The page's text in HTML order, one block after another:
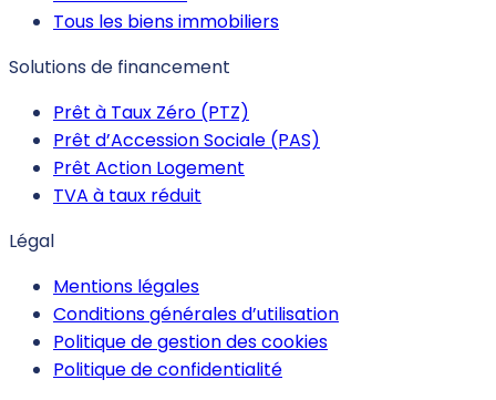
Tous les biens immobiliers
Solutions de financement
Prêt à Taux Zéro (PTZ)
Prêt d’Accession Sociale (PAS)
Prêt Action Logement
TVA à taux réduit
Légal
Mentions légales
Conditions générales d’utilisation
Politique de gestion des cookies
Politique de confidentialité